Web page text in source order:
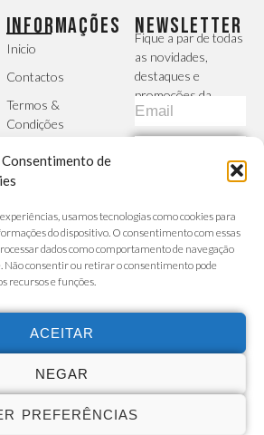
de
usamos tecnologias como cookies para
do dispositivo. O consentimento com essas
dados como comportamento de navegação
Não consentir ou retirar o consentimento pode
recursos e funções.
ACEITAR
NEGAR
PREFERÊNCIAS
INFORMAÇÕES
Inicio
Contactos
Termos &
Condições
Privacidade
Finalizar
Encomenda
Carrinho de
Custo da
chamada para a
rede móvel ou
fixa de acordo
com o seu
tarifário
NEWSLETTER
Fique a par de todas
as novidades,
destaques e
promoções da
CRphone
MÉTODOS DE
PAGAMENTO